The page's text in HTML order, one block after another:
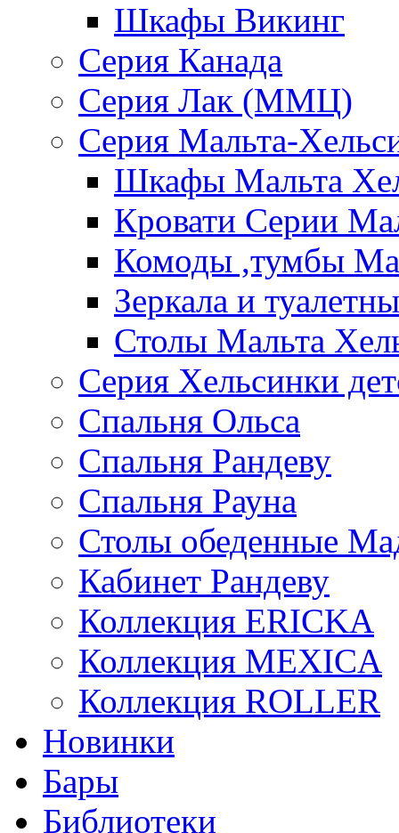
Шкафы Викинг
Серия Канада
Серия Лак (ММЦ)
Серия Мальта-
Шкафы Мальта
Кровати Серии
Комоды ,тумбы
Зеркала и
Столы Мальта
Серия Хельсинки
Спальня Ольса
Спальня Рандеву
Спальня Рауна
Столы обеденные
Кабинет Рандеву
Коллекция ERICKA
Коллекция MEXICA
Коллекция ROLLER
Новинки
Бары
Библиотеки